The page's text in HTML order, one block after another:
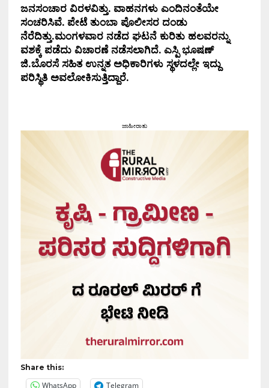
ಜನಸಂಚಾರ ವಿರಳವಿತ್ತು. ವಾಹನಗಳು ಎಂದಿನಂತೆಯೇ
ಸಂಚರಿಸಿವೆ. ಪೇಟೆ ತುಂಬಾ ಪೊಲೀಸರ ದಂಡು
ನೆರೆದಿತ್ತು.ಮಂಗಳವಾರ ನಡೆದ ಘಟನೆ ಕುರಿತು ಹಲವರನ್ನು
ವಶಕ್ಕೆ ಪಡೆದು ವಿಚಾರಣೆ ನಡೆಸಲಾಗಿದೆ. ಎಸ್ಪಿ ಭೂಷಣ್
ಜಿ.ಬೊರಸೆ ಸಹಿತ ಉನ್ನತ ಅಧಿಕಾರಿಗಳು ಸ್ಥಳದಲ್ಲೇ ಇದ್ದು
ಪರಿಸ್ಥಿತಿ ಅವಲೋಕಿಸುತ್ತಿದ್ದಾರೆ.
ಜಾಹೀರಾತು
Share this:
WhatsApp Telegram